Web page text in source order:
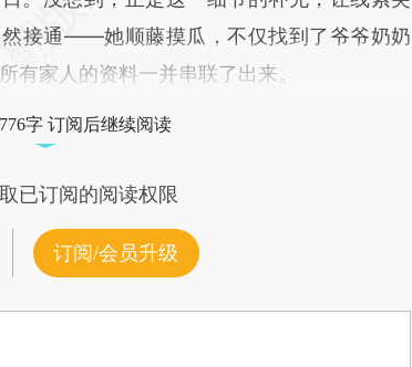
然接通——她顺藤摸瓜，不仅找到了爷爷奶奶
有家人的资料一并串联了出来。
字 订阅后继续阅读
已订阅的阅读权限
订阅/会员升级